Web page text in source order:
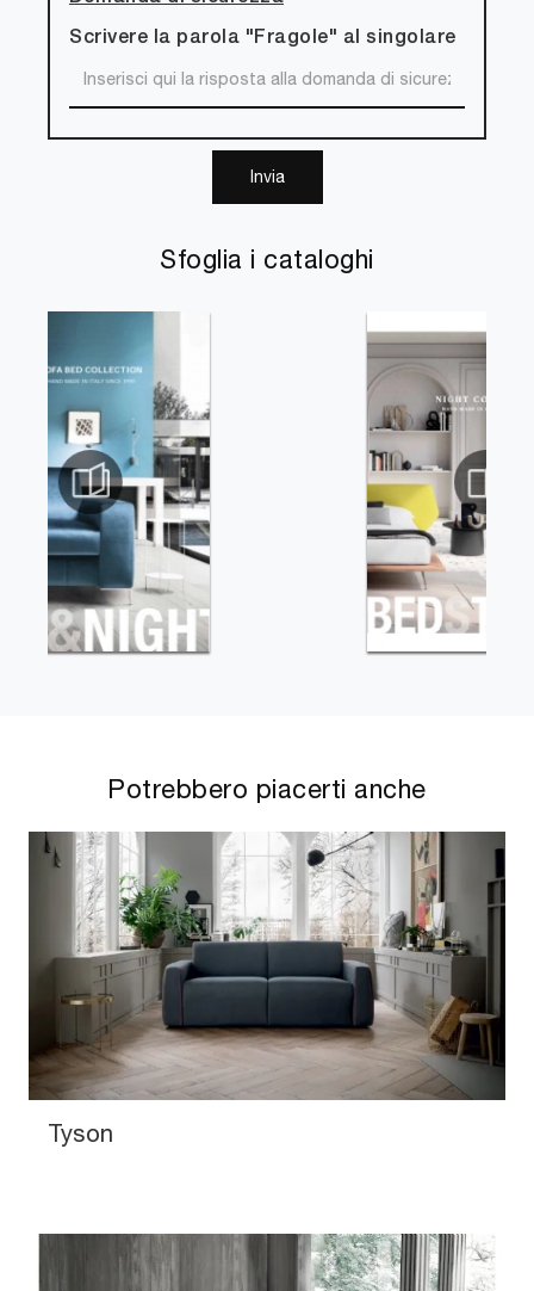
Sfoglia i cataloghi
Scrivere la parola "Fragole" al singolare
Invia
Potrebbero piacerti anche
Tyson